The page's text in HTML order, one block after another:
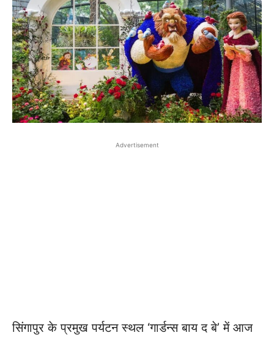
Advertisement
सिंगापुर के प्रमुख पर्यटन स्थल ‘गार्डन्स बाय द बे’ में आज